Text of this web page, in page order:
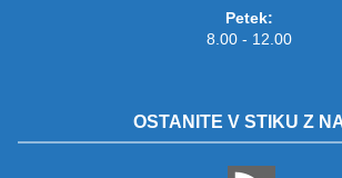
Petek:
8.00 - 12.00
OSTANITE V STIKU Z